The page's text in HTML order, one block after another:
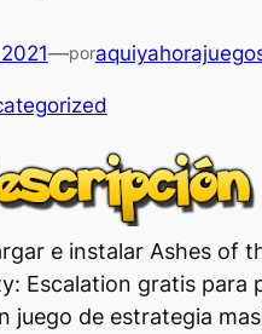
—por
e instalar Ashes of
Escalation gratis para
juego de estrategia